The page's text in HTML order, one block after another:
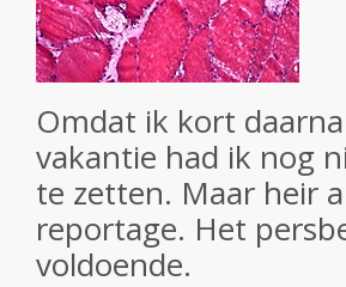
Omdat ik kort
vakantie had ik nog
te zetten. Maar heir
reportage. Het
voldoende.